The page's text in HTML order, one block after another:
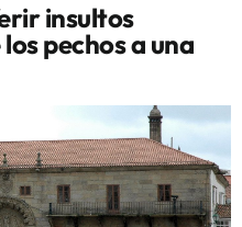
insultos
pechos a una